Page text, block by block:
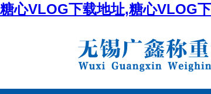
糖心VLOG下载地址,糖心VLOG